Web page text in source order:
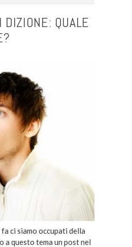
DIZIONE: QUALE
ci siamo occupati della
a questo tema un post nel